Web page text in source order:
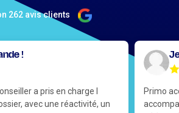
262 avis clients
!
a pris en charge l
avec une réactivité, un
Primo